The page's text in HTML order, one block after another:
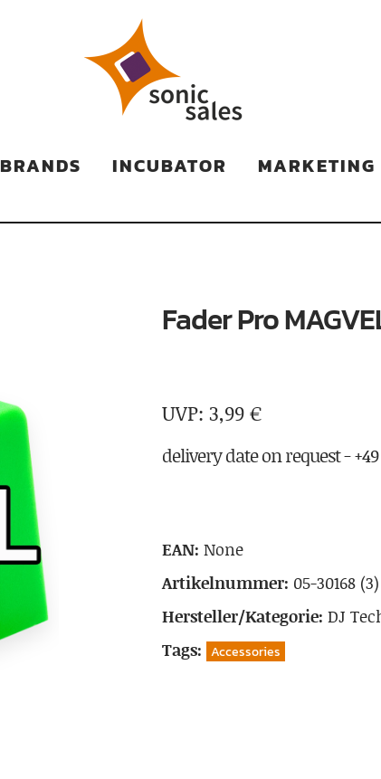
BRANDS INCUBATOR MARKETING
Fader Pro
3,99€
delivery date on request - +49
EAN: None
Artikelnummer: 05-30168 (3)
Hersteller/Kategorie: DJ
Tags: Accessories